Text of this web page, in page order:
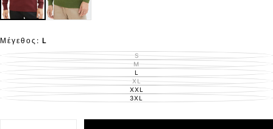
Μέγεθος: L
SΕΚΤΌΣ
ΑΠΟΘΈΜΑΤΟΣ
MΕΚΤΌΣ
ΑΠΟΘΈΜΑΤΟΣ
LΕΚΤΌΣ
ΑΠΟΘΈΜΑΤΟΣ
XLΕΚΤΌΣ
ΑΠΟΘΈΜΑΤΟΣ
XXLΕΚΤΌΣ
ΑΠΟΘΈΜΑΤΟΣ
3XLΕΚΤΌΣ